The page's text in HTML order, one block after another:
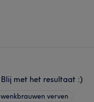
met het resultaat :)
verven